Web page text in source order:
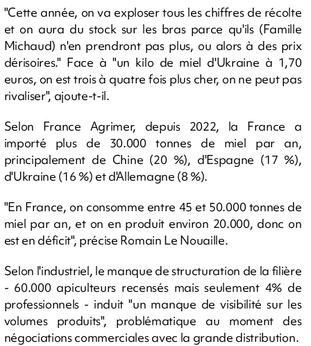
"Cette année, on va exploser tous les chiffres de récolte
et on aura du stock sur les bras parce qu'ils (Famille
Michaud) n'en prendront pas plus, ou alors à des prix
dérisoires." Face à "un kilo de miel d'Ukraine à 1,70
euros, on est trois à quatre fois plus cher, on ne peut pas
rivaliser", ajoute-t-il.
Selon France Agrimer, depuis 2022, la France a
importé plus de 30.000 tonnes de miel par an,
principalement de Chine (20 %), d'Espagne (17 %),
d'Ukraine (16 %) et d'Allemagne (8 %).
"En France, on consomme entre 45 et 50.000 tonnes de
miel par an, et on en produit environ 20.000, donc on
est en déficit", précise Romain Le Nouaille.
Selon l'industriel, le manque de structuration de la filière
- 60.000 apiculteurs recensés mais seulement 4% de
professionnels - induit "un manque de visibilité sur les
volumes produits", problématique au moment des
négociations commerciales avec la grande distribution.